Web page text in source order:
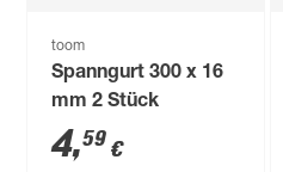
toom
Spanngurt 300 x 16
mm 2 Stück
4,59 €